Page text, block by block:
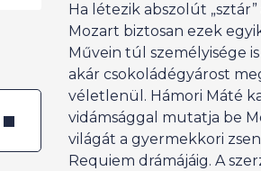
Ha létezik abszolút
Mozart biztosan ezek
Művein túl személyisége
akár csokoládégyárost
véletlenül. Hámori Máté
vidámsággal mutatja be
világát a gyermekkori
Requiem drámájáig. A